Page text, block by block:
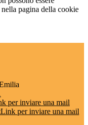
pagina della cookie
per inviare una mail
Link per inviare una mail